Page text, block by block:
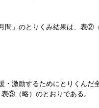
」のとりくみ結果は、表②（
激励するためにとりくんだ
③（略）のとおりである。